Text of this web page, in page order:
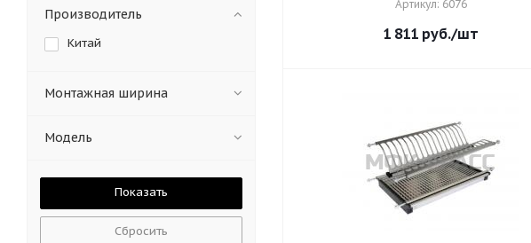
Артикул: 6076
1 811 руб./шт
Производитель
Китай
Монтажная ширина
Модель
Сбросить